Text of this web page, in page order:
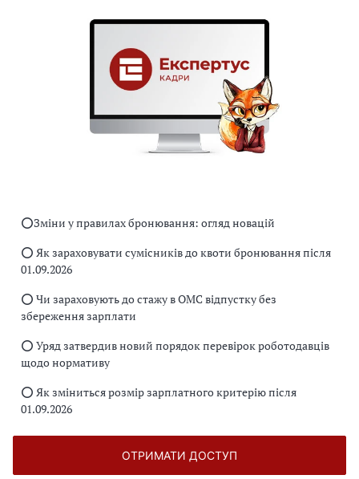
⭕️Зміни у правилах бронювання: огляд новацій
⭕️ Як зараховувати сумісників до квоти бронювання після
01.09.2026
⭕️ Чи зараховують до стажу в ОМС відпустку без
збереження зарплати
⭕️ Уряд затвердив новий порядок перевірок роботодавців
щодо нормативу
⭕️ Як зміниться розмір зарплатного критерію після
01.09.2026
ОТРИМАТИ ДОСТУП